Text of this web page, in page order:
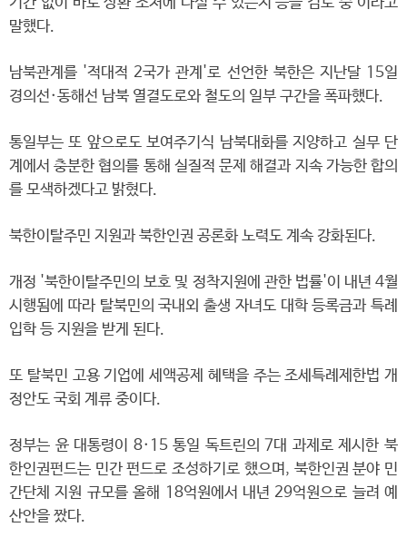
말했다.
남북관계를 '적대적 2국가 관계'로 선언한 북한은 지난달 15일
경의선·동해선 남북 열결도로와 철도의 일부 구간을 폭파했다.
통일부는 또 앞으로도 보여주기식 남북대화를 지양하고 실무 단
계에서 충분한 협의를 통해 실질적 문제 해결과 지속 가능한 합의
를 모색하겠다고 밝혔다.
북한이탈주민 지원과 북한인권 공론화 노력도 계속 강화된다.
개정 '북한이탈주민의 보호 및 정착지원에 관한 법률'이 내년 4월
시행됨에 따라 탈북민의 국내외 출생 자녀도 대학 등록금과 특례
입학 등 지원을 받게 된다.
또 탈북민 고용 기업에 세액공제 혜택을 주는 조세특례제한법 개
정안도 국회 계류 중이다.
정부는 윤 대통령이 8·15 통일 독트린의 7대 과제로 제시한 북
한인권펀드는 민간 펀드로 조성하기로 했으며, 북한인권 분야 민
간단체 지원 규모를 올해 18억원에서 내년 29억원으로 늘려 예
산안을 짰다.